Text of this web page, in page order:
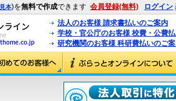
見本)を無料で作成できます 会員登録(無料) ログイン
法人のお客様 請求書払いのご案内
学校・官公庁のお客様 校費・公費
研究機関のお客様 科研費払いのご